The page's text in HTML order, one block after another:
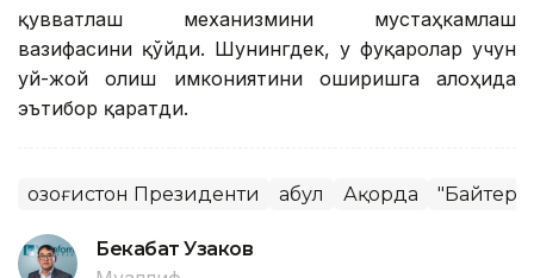
қувватлаш механизмини мустаҳкамлаш
вазифасини қўйди. Шунингдек, у фуқаролар учун
уй-жой олиш имкониятини оширишга алоҳида
эътибор қаратди.
Қозоғистон Президенти Қабул Ақорда
Бекабат Узаков